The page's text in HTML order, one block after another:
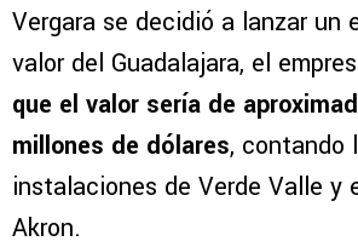
Vergara se decidió a lanzar un
valor del Guadalajara, el
que el valor sería de
millones de dólares, contando
instalaciones de Verde Valle y
Akron.